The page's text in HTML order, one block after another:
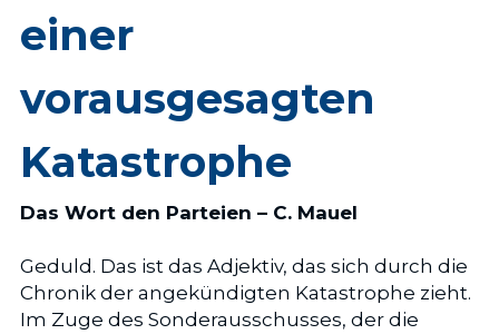
einer
vorausgesagten
Katastrophe
Das Wort den Parteien – C. Mauel
Geduld. Das ist das Adjektiv, das sich durch die
Chronik der angekündigten Katastrophe zieht.
Im Zuge des Sonderausschusses, der die